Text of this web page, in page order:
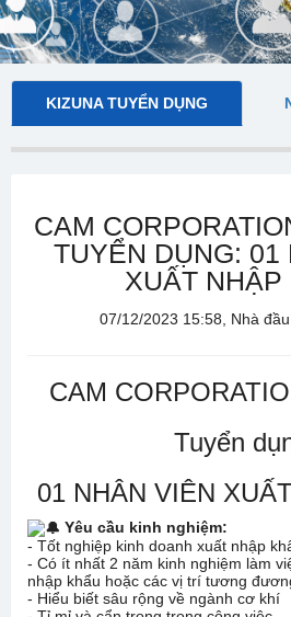
KIZUNA TUYỂN DỤNG
CAM
TUYỂN DỤNG: 01
XUẤT NHẬP
07/12/2023 15:58, Nhà
CAM
Tuyển
01 NHÂN VIÊN
Yêu cầu kinh nghiệm:
- Tốt nghiệp kinh doanh xuất nhập
- Có ít nhất 2 năm kinh nghiệm làm
nhập khẩu hoặc các vị trí tương
- Hiểu biết sâu rộng về ngành cơ khí